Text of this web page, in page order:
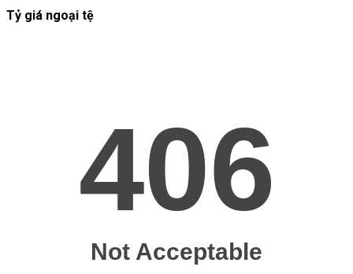
Tỷ giá ngoại tệ